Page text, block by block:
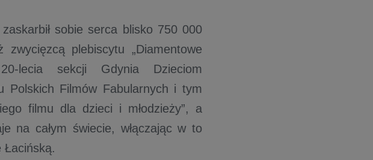
sobie serca blisko 750 000
plebiscytu „Diamentowe
lecia sekcji Gdynia Dzieciom
Polskich Filmów Fabularnych i tym
filmu dla dzieci i młodzieży”, a
na całym świecie, włączając w to
Łacińską.